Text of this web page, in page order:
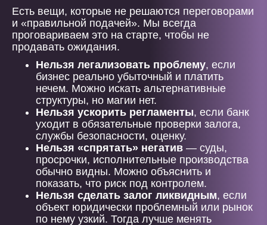
Есть вещи, которые не решаются переговорами
и «правильной подачей». Мы всегда
проговариваем это на старте, чтобы не
продавать ожидания.
Нельзя легализовать проблему, если
бизнес реально убыточный и платить
нечем. Можно искать альтернативные
структуры, но магии нет.
Нельзя ускорить регламенты, если банк
уходит в обязательные проверки залога,
службы безопасности, оценку.
Нельзя «спрятать» негатив — суды,
просрочки, исполнительные производства
обычно видны. Можно объяснить и
показать, что риск под контролем.
Нельзя сделать залог ликвидным, если
объект юридически проблемный или рынок
по нему узкий. Тогда лучше менять